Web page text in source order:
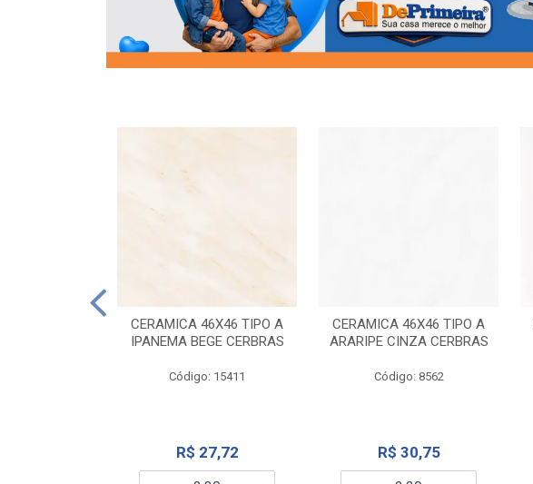
CERAMICA 46X46 TIPO A
IPANEMA BEGE CERBRAS
Código: 15411
R$ 27,72
CERAMICA 46X46 TIPO A
ARARIPE CINZA CERBRAS
Código: 8562
R$ 30,75